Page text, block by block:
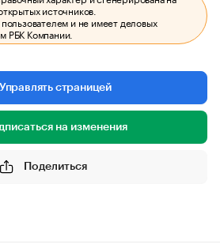
источников.
и не имеет деловых
РБК Компании.
Управлять страницей
на изменения
Поделиться